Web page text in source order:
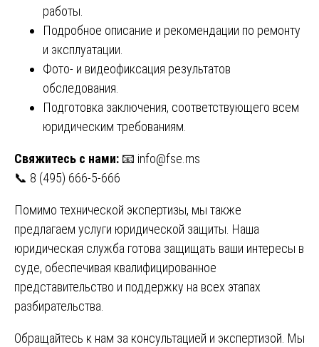
работы.
Подробное описание и рекомендации по ремонту
и эксплуатации.
Фото- и видеофиксация результатов
обследования.
Подготовка заключения, соответствующего всем
юридическим требованиям.
Свяжитесь с нами: 📧 info@fse.ms
📞 8 (495) 666-5-666
Помимо технической экспертизы, мы также
предлагаем услуги юридической защиты. Наша
юридическая служба готова защищать ваши интересы в
суде, обеспечивая квалифицированное
представительство и поддержку на всех этапах
разбирательства.
Обращайтесь к нам за консультацией и экспертизой. Мы